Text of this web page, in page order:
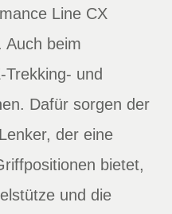
Line CX
Auch beim
und
Dafür sorgen der
der eine
bietet,
und die